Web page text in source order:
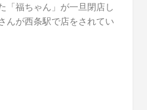
「福ちゃん」が一旦閉店し
んが西条駅で店をされてい